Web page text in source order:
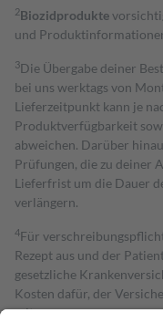
2Biozidprodukte
und
3Die Übergabe deiner
bei uns werktags von
Lieferzeitpunkt kann je
Produktverfügbarkeit
abweichen. Darüber
Prüfungen, die zu deiner
Lieferfrist um die Dauer
verlängern.
4Für
Rezept aus und der
gesetzliche
Kosten dafür, der
mit.